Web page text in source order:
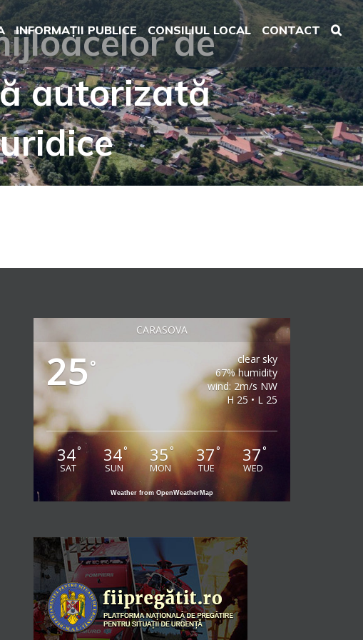
INFORMAȚII PUBLICE CONSILIUL LOCAL CONTACT
de
autorizată
CARASOVA
25°
clear sky
67% humidity
wind: 2m/s NW
H 25 • L 25
34°
SAT
34°
SUN
35°
MON
37°
TUE
37°
WED
Weather from OpenWeatherMap